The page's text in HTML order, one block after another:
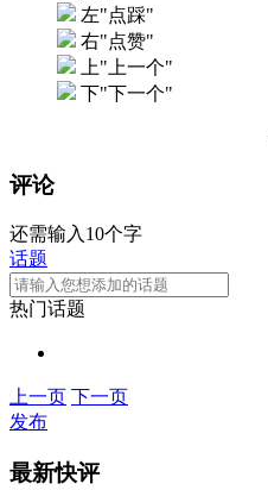
左"点踩"
右"点赞"
上"上一个"
下"下一个"
评论
还需输入10个字
话题
热门话题
上一页 下一页
发布
最新快评